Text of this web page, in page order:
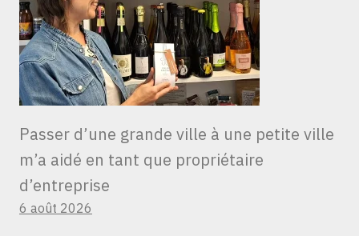
Passer d’une grande ville à une petite ville
m’a aidé en tant que propriétaire
d’entreprise
6 août 2026